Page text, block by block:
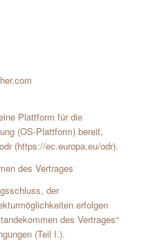
Plattform für die
(OS-Plattform) bereit,
(https://ec.europa.eu/odr).
des Vertrages
der
erfolgen
des Vertrages“
(Teil I.).